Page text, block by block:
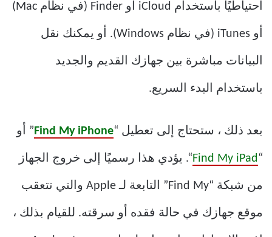
احتياطيًا باستخدام iCloud أو Finder (في نظام Mac)
أو iTunes (في نظام Windows). أو يمكنك نقل
البيانات مباشرة بين جهازك القديم والجديد
باستخدام البدء السريع.
بعد ذلك ، ستحتاج إلى تعطيل “Find My iPhone” أو
“
Find My iPad“. يؤدي هذا رسميًا إلى خروج الجهاز
من شبكة “Find My” التابعة لـ Apple والتي تتعقب
موقع جهازك في حالة فقده أو سرقته. للقيام بذلك ،